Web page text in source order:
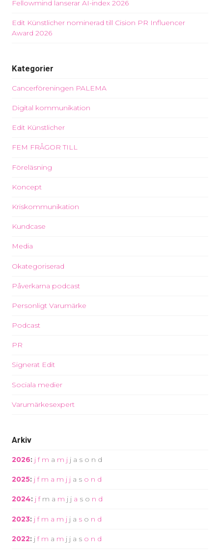
Fellowmind lanserar AI-index 2026
Edit Künstlicher nominerad till Cision PR Influencer
Award 2026
Kategorier
Cancerföreningen PALEMA
Digital kommunikation
Edit Künstlicher
FEM FRÅGOR TILL
Föreläsning
Koncept
Kriskommunikation
Kundcase
Media
Okategoriserad
Påverkarna podcast
Personligt Varumärke
Podcast
PR
Signerat Edit
Sociala medier
Varumärkesexpert
Arkiv
2026: j f m a m j j a s o n d
2025: j f m a m j j a s o n d
2024: j f m a m j j a s o n d
2023: j f m a m j j a s o n d
2022: j f m a m j j a s o n d